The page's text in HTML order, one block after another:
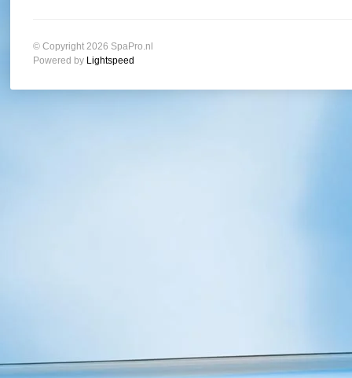
© Copyright 2026 SpaPro.nl
Powered by Lightspeed